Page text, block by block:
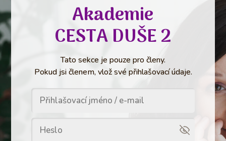
Akademie
CESTA DUŠE 2
Tato sekce je pouze pro členy.
Pokud jsi členem, vlož své přihlašovací údaje.